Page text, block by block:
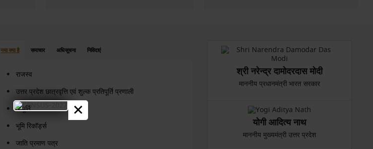
×
नया क्या है समाचार अधिसूचना निविदाएं
राजस्व
उत्तर प्रदेश छात्रवृत्ति एवं शुल्क प्रतिपूर्ति प्रणाली
आपूर्ति
भूमि रिकॉर्ड्स
जाति प्रमाण पत्र
श्री नरेन्द्र दामोदरदास मोदी
माननीय प्रधानमंत्री भारत सरकार
योगी आदित्य नाथ
माननीय मुख्यमंत्री उत्तर प्रदेश